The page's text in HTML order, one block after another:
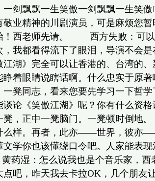
飘飘一生笑傲一剑飘飘一生笑
敬业精神的川剧演员，可是麻烦
！西老师先请。 西方失败：可以
，我都看得流下了眼泪，导演不会
江湖》完全可以让香港的、台湾
着眼睛说瞎话啊。什么忠实于原
同志，看来您要先学习一下哲学
谈论《笑傲江湖》呢？你有什么
凳，正中一凳脑门。一凳顿时
么样。再者，此亦——世界，彼亦
文学你也该懂绕口令吧。人家能
湿：怎么说我也是个音乐家，西老
点吧，昨天我去卡拉OK，几个朋